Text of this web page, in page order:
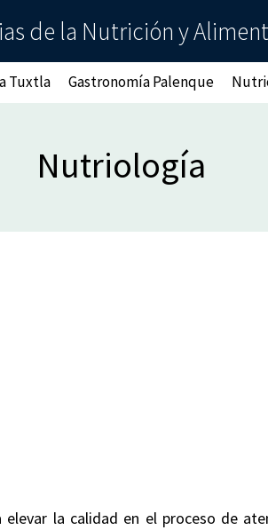
de la Nutrición y
Tuxtla Gastronomía Palenque
Nutriología
elevar la calidad en el proceso de